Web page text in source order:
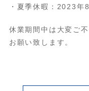
・夏季休暇：2023
休業期間中は大変ご
お願い致します。